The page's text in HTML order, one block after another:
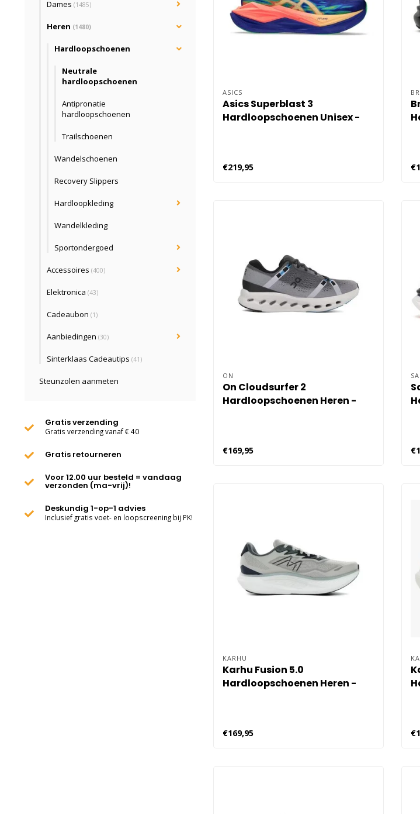
Dames (1485)
Heren (1480)
Hardloopschoenen
Neutrale
hardloopschoenen
Antipronatie
hardloopschoenen
Trailschoenen
Wandelschoenen
Recovery Slippers
Hardloopkleding
Wandelkleding
Sportondergoed
Accessoires (400)
Elektronica (43)
Cadeaubon (1)
Aanbiedingen (30)
Sinterklaas Cadeautips (41)
Steunzolen aanmeten
Gratis verzending
Gratis verzending vanaf € 40
Gratis retourneren
Voor 12.00 uur besteld = vandaag
verzonden (ma-vrij)!
Deskundig 1-op-1 advies
Inclusief gratis voet- en loopscreening bij PK!
ASICS
Asics Superblast 3
Hardloopschoenen Unisex -
€219,95
ON
On Cloudsurfer 2
Hardloopschoenen Heren -
€169,95
KARHU
Karhu Fusion 5.0
Hardloopschoenen Heren -
€169,95